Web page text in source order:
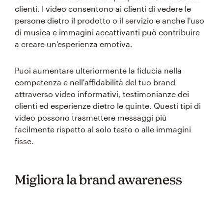
clienti. I video consentono ai clienti di vedere le
persone dietro il prodotto o il servizio e anche l'uso
di musica e immagini accattivanti può contribuire
a creare un'esperienza emotiva.
Puoi aumentare ulteriormente la fiducia nella
competenza e nell'affidabilità del tuo brand
attraverso video informativi, testimonianze dei
clienti ed esperienze dietro le quinte. Questi tipi di
video possono trasmettere messaggi più
facilmente rispetto al solo testo o alle immagini
fisse.
Migliora la brand awareness